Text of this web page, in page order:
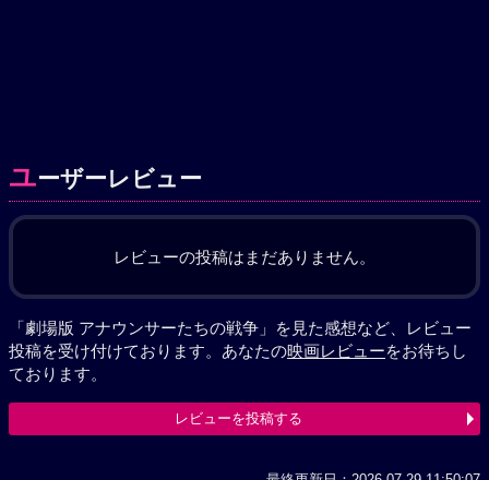
ユーザーレビュー
レビューの投稿はまだありません。
「劇場版 アナウンサーたちの戦争」を見た感想など、レビュー
投稿を受け付けております。あなたの映画レビューをお待ちし
ております。
レビューを投稿する